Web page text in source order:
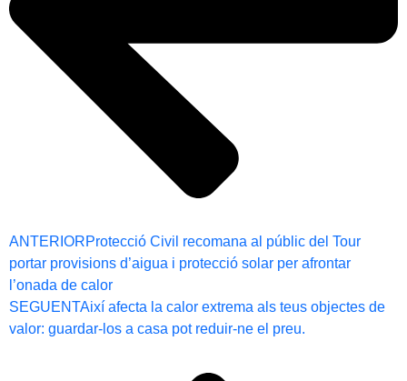
ANTERIORProtecció Civil recomana al públic del Tour
portar provisions d’aigua i protecció solar per afrontar
l’onada de calor
SEGUENTAixí afecta la calor extrema als teus objectes de
valor: guardar-los a casa pot reduir-ne el preu.